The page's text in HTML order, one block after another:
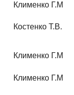
Клименко Г.М
Костенко Т.В.
Клименко Г.М
Клименко Г.М